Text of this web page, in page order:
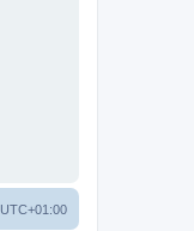
UTC+01:00